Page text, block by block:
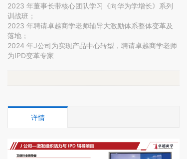
2023 年董事长带核心团队学习《向华为学增长》系列
训战班；
2023 年聘请卓越商学老师辅导大激励体系整体变革及
落地；
2024 年J公司为实现产品中心转型，聘请卓越商学老师
为IPD变革专家
详情